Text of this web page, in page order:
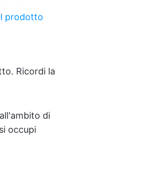
prodotto
Ricordi la
di
occupi